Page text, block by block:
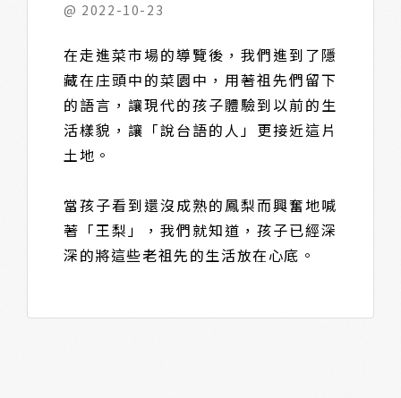
@ 2022-10-23
在走進菜市場的導覽後，我們進到了隱
藏在庄頭中的菜園中，用著祖先們留下
的語言，讓現代的孩子體驗到以前的生
活樣貌，讓「說台語的人」更接近這片
土地。
當孩子看到還沒成熟的鳳梨而興奮地喊
著「王梨」，我們就知道，孩子已經深
深的將這些老祖先的生活放在心底。